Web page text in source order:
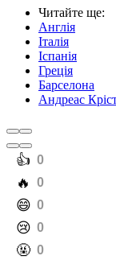
Читайте ще:
Англія
Італія
Іспанія
Греція
Барселона
Андреас
️👍 0
️🔥 0
️😄 0
️😢 0
️🤬 0